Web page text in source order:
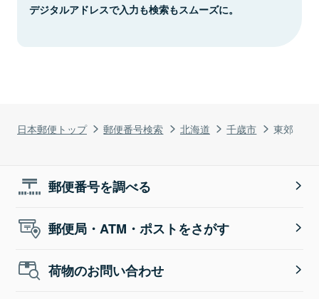
日本郵便トップ 郵便番号検索 北海道 千歳市 東郊
デジタルアドレスで入力も検索もスムーズに。
郵便番号を調べる
郵便局・ATM・ポストをさがす
荷物のお問い合わせ